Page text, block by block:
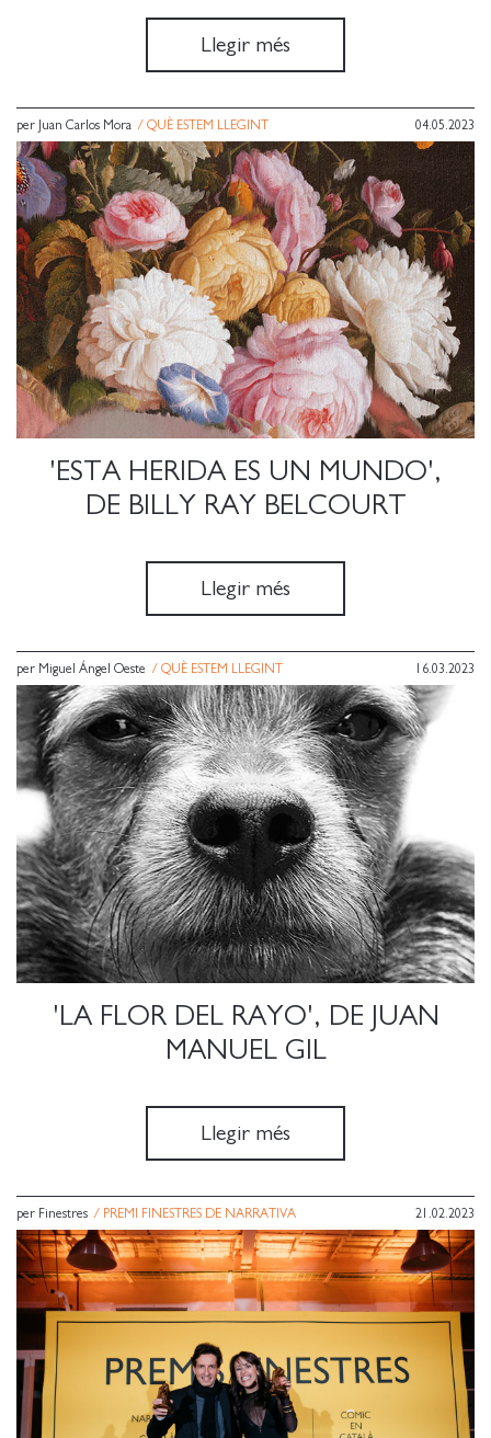
Llegir més
per Juan Carlos Mora / QUÈ ESTEM LLEGINT 04.05.2023
'ESTA HERIDA ES UN MUNDO',
DE BILLY RAY BELCOURT
Llegir més
per Miguel Ángel Oeste / QUÈ ESTEM LLEGINT 16.03.2023
'LA FLOR DEL RAYO', DE JUAN
MANUEL GIL
Llegir més
per Finestres / PREMI FINESTRES DE NARRATIVA 21.02.2023